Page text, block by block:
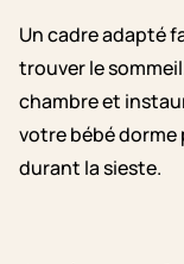
Un cadre adapté
trouver le
chambre et
votre bébé dorme
durant la sieste.